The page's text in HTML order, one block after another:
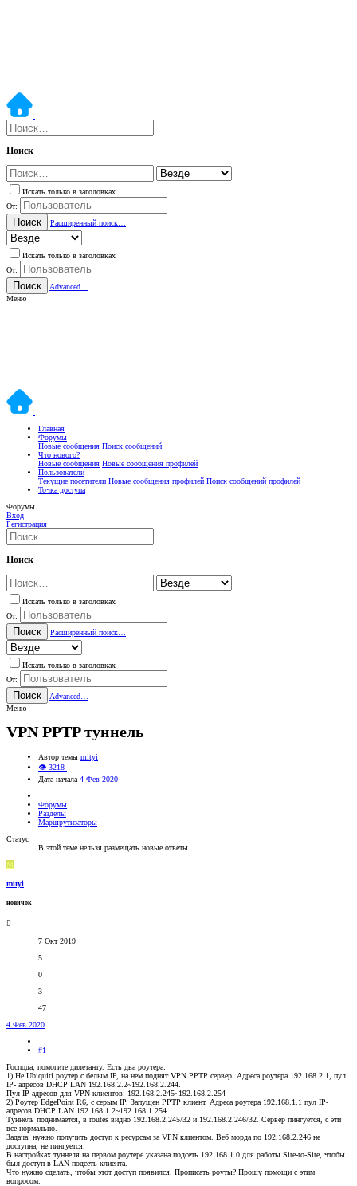
Поиск
Искать только в заголовках
От:
Поиск Расширенный поиск…
Искать только в заголовках
От:
Поиск
Advanced…
Меню
Главная
Форумы
Новые сообщения Поиск сообщений
Что нового?
Новые сообщения Новые сообщения профилей
Пользователи
Текущие посетители Новые сообщения профилей Поиск сообщений профилей
Точка доступа
Форумы
Вход
Регистрация
Поиск
Искать только в заголовках
От:
Поиск Расширенный поиск…
Искать только в заголовках
От:
Поиск
Advanced…
Меню
VPN PPTP туннель
Автор темы mityi
👁 3218
Дата начала 4 Фев 2020
Форумы
Разделы
Маршрутизаторы
Статус
В этой теме нельзя размещать новые ответы.
M
mityi
новичок
7 Окт 2019
5
0
3
47
4 Фев 2020
#1
Господа, помогите дилетанту. Есть два роутера:
1) Не Ubiquiti роутер с белым IP, на нем поднят VPN PPTP сервер. Адреса роутера 192.168.2.1, пул
IP- адресов DHCP LAN 192.168.2.2~192.168.2.244.
Пул IP-адресов для VPN-клиентов: 192.168.2.245~192.168.2.254
2) Роутер EdgePoint R6, с серым IP. Запущен PPTP клиент. Адреса роутера 192.168.1.1 пул IP-
адресов DHCP LAN 192.168.1.2~192.168.1.254
Туннель поднимается, в routes видно 192.168.2.245/32 и 192.168.2.246/32. Сервер пингуется, с эти
все нормально.
Задача: нужно получить доступ к ресурсам за VPN клиентом. Веб морда по 192.168.2.246 не
доступна, не пингуется.
В настройках туннеля на первом роутере указана подсеть 192.168.1.0 для работы Site-to-Site, чтобы
был доступ в LAN подсеть клиента.
Что нужно сделать, чтобы этот доступ появился. Прописать роуты? Прошу помощи с этим
вопросом.